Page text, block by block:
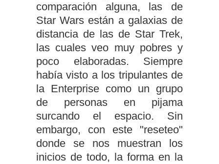
comparación alguna, las de
Star Wars están a galaxias de
distancia de las de Star Trek,
las cuales veo muy pobres y
poco elaboradas. Siempre
había visto a los tripulantes de
la Enterprise como un grupo
de personas en pijama
surcando el espacio. Sin
embargo, con este "reseteo"
donde se nos muestran los
inicios de todo, la forma en la